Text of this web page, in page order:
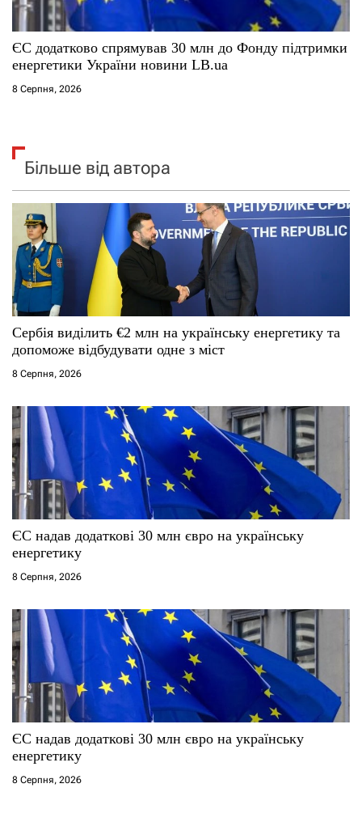
ЄС додатково спрямував 30 млн до Фонду підтримки
енергетики України новини LB.ua
8 Серпня, 2026
Більше від автора
Сербія виділить €2 млн на українську енергетику та
допоможе відбудувати одне з міст
8 Серпня, 2026
ЄС надав додаткові 30 млн євро на українську
енергетику
8 Серпня, 2026
ЄС надав додаткові 30 млн євро на українську
енергетику
8 Серпня, 2026